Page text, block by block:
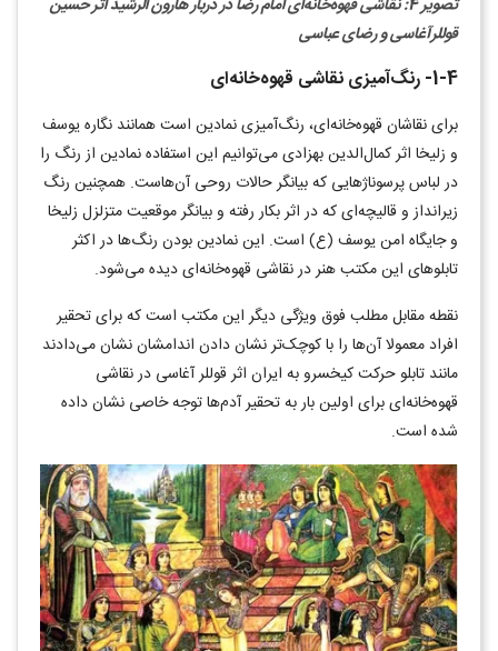
تصویر 4: نقاشی قهوه‌خانه‌ای امام رضا در دربار هارون الرشید اثر
حسین
قوللرآغاسی و رضای عباسی
1-4- رنگ‌آمیزی نقاشی قهوه‌خانه‌ای
برای نقاشان قهوه‌خانه‌ای، رنگ‌آمیزی نمادین است همانند نگاره یوسف
و زلیخا اثر کمال‌الدین بهزادی می‌توانیم این استفاده نمادین از رنگ را
در لباس پرسوناژهایی که بیانگر حالات روحی آن‌هاست. همچنین رنگ
زیرانداز و قالیچه‌ای که در اثر بکار رفته و بیانگر موقعیت متزلزل زلیخا
و جایگاه امن یوسف (ع) است. این نمادین بودن رنگ‌ها در اکثر
تابلوهای این مکتب هنر در نقاشی قهوه‌خانه‌ای دیده می‌شود.
نقطه مقابل مطلب فوق ویژگی دیگر این مکتب است که برای تحقیر
افراد معمولا آن‌ها را با کوچک‌تر نشان دادن اندامشان نشان می‌دادند
مانند تابلو حرکت کیخسرو به ایران اثر قوللر آغاسی در نقاشی
قهوه‌خانه‌ای برای اولین بار به تحقیر آدم‌ها توجه خاصی نشان داده
شده است.